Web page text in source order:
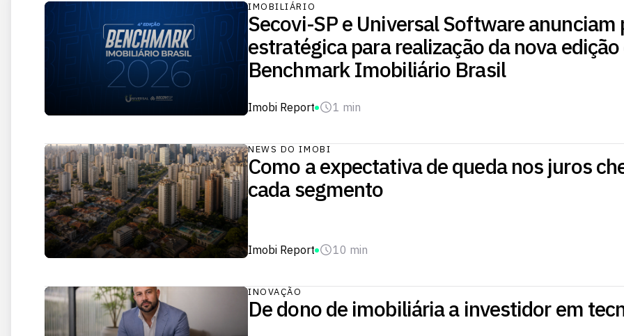
IMOBILIÁRIO
Secovi-SP e Universal Software anunciam
estratégica para realização da nova
Benchmark Imobiliário Brasil
Imobi Report 1 min
NEWS DO IMOBI
Como a expectativa de queda nos juros
cada segmento
Imobi Report 10 min
INOVAÇÃO
De dono de imobiliária a investidor em